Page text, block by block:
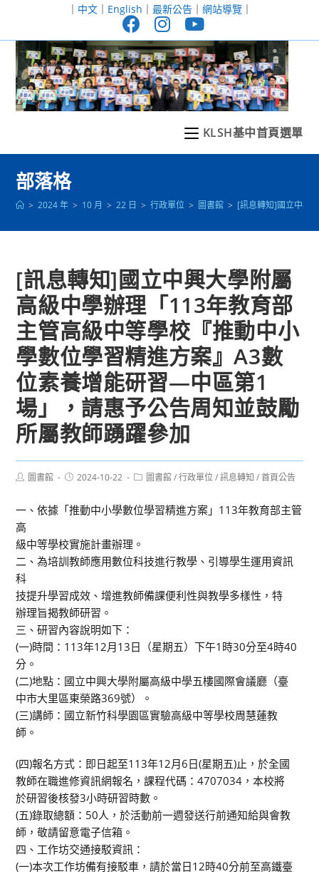
至
｜ 中文｜ English ｜ 最新公告｜ 網站導覽｜
KLSH基中首頁選單
部落格
> 2024 年 > 10 月 > 22 日 > 行政單位 > 圖書館 > [訊息轉知]國立中興
[訊息轉知]國立中興大學附屬
高級中學辦理「113年教育部
主管高級中等學校『推動中小
學數位學習精進方案』A3數
位素養增能研習—中區第1
場」，請惠予公告周知並鼓勵
所屬教師踴躍參加
Post圖書館
Post2024-10-22
Post圖書館 / 行政單位 / 訊息轉知 / 首頁公告
一、依據「推動中小學數位學習精進方案」113年教育部主管
高
級中等學校實施計畫辦理。
二、為培訓教師應用數位科技進行教學、引導學生運用資訊
科
技提升學習成效、增進教師備課便利性與教學多樣性，特
辦理旨揭教師研習。
三、研習內容說明如下：
(一)時間：113年12月13日（星期五）下午1時30分至4時40
分。
(二)地點：國立中興大學附屬高級中學五樓國際會議廳（臺
中市大里區東榮路369號）。
(三)講師：國立新竹科學園區實驗高級中等學校周慧蓮教
師。
(四)報名方式：即日起至113年12月6日(星期五)止，於全國
教師在職進修資訊網報名，課程代碼：4707034，本校將
於研習後核發3小時研習時數。
(五)錄取總額：50人，於活動前一週發送行前通知給與會教
師，敬請留意電子信箱。
四、工作坊交通接駁資訊：
(一)本次工作坊備有接駁車，請於當日12時40分前至高鐵臺